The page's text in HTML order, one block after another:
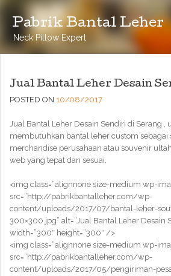
Pabrik Bantal Leher
Neck Pillow Expert
Jual Bantal Leher Desain
POSTED ON 10/08/2017
Jual Bantal Leher Desain Sendiri di Serang ,
membutuhkan bantal leher custom sebagai
merchandise perusahaan atau souvenir
web yang tepat dan sesuai.
<img class=”alignnone size-medium wp-
src=”http://pabrikbantalleher.com/wp-
content/uploads/2017/07/bantal-leher-
300×300.jpg” alt=”Jual Bantal Leher Desain
width=”300″ height=”300″ />
<img class=”alignnone size-medium wp-
src=”http://pabrikbantalleher.com/wp-
content/uploads/2017/05/pengiriman-